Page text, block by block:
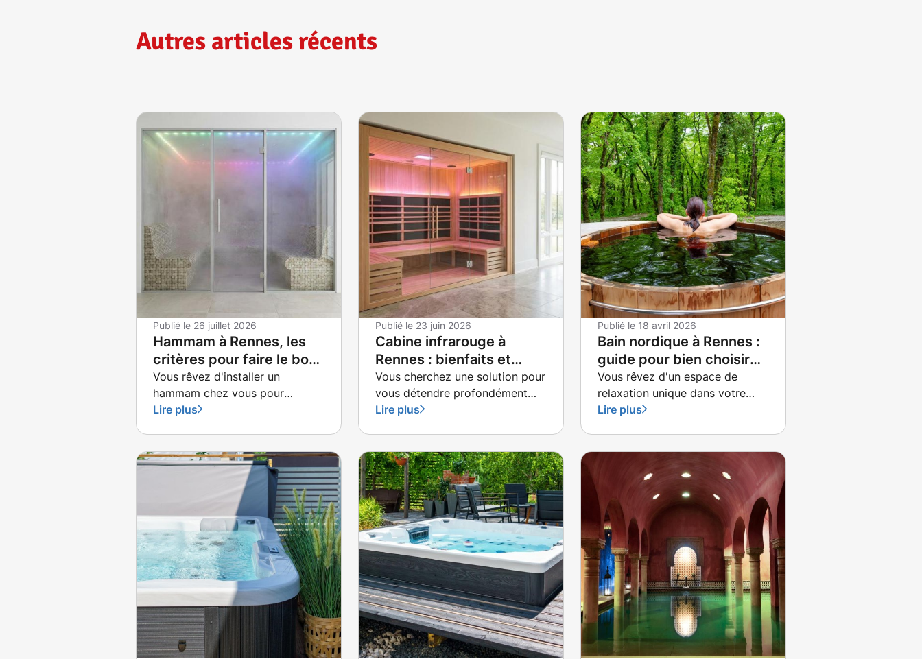
Autres articles récents
Publié le 26 juillet 2026
Hammam à Rennes, les
critères pour faire le bon
choix
Vous rêvez d'installer un
hammam chez vous pour
profiter de moments de détente
Lire plus
Publié le 23 juin 2026
Cabine infrarouge à
Rennes : bienfaits et
conseils d'achat
Vous cherchez une solution pour
vous détendre profondément
après vos journées chargées ?
Lire plus
Publié le 18 avril 2026
Bain nordique à Rennes :
guide pour bien choisir
votre modèle
Vous rêvez d'un espace de
relaxation unique dans votre
jardin ?
Lire plus